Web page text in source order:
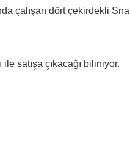
çalışan dört çekirdekli
satışa çıkacağı biliniyor.